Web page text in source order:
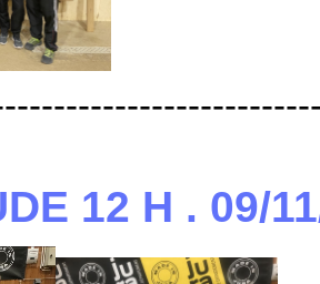
12 H . 09/